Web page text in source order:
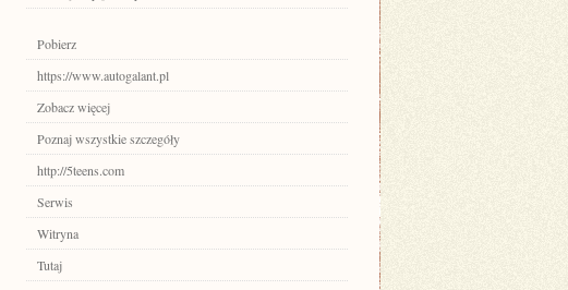
Pobierz
https://www.autogalant.pl
Zobacz więcej
Poznaj wszystkie szczegóły
http://5teens.com
Serwis
Witryna
Tutaj